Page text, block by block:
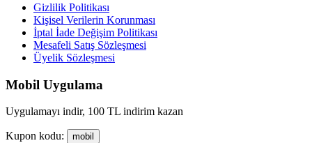
Gizlilik Politikası
Kişisel Verilerin Korunması
İptal İade Değişim Politikası
Mesafeli Satış Sözleşmesi
Üyelik Sözleşmesi
Mobil Uygulama
Uygulamayı indir, 100 TL indirim kazan
Kupon kodu: mobil